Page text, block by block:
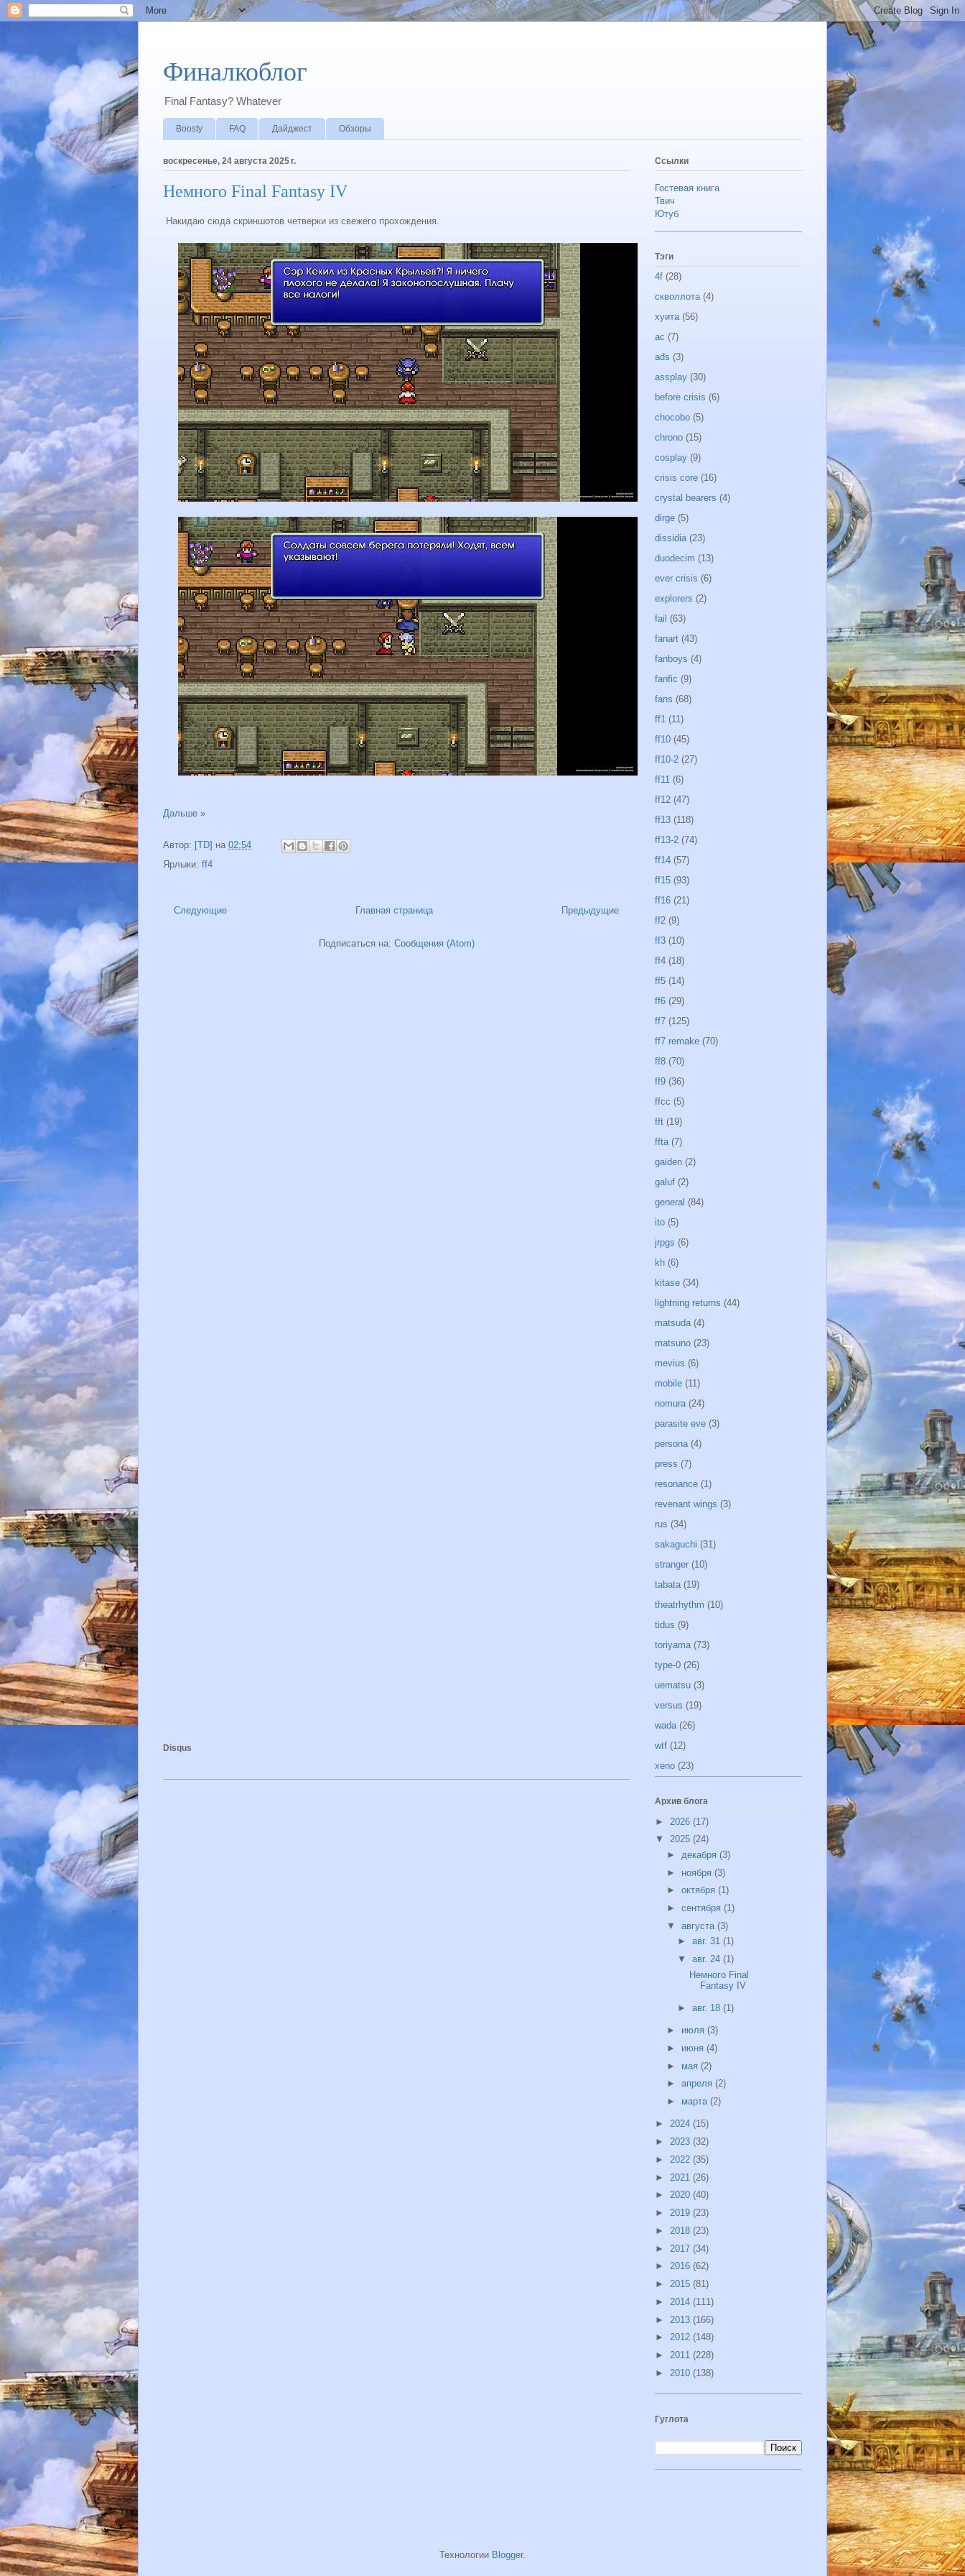
Финалкоблог
Final Fantasy? Whatever
Boosty FAQ Дайджест Обзоры
воскресенье, 24 августа 2025 г.
Немного Final Fantasy IV
Накидаю сюда скриншотов четверки из свежего прохождения.
Дальше »
Автор: [TD] на 02:54
Ярлыки: ff4
Следующие Предыдущие
Главная страница
Подписаться на: Сообщения (Atom)
Disqus
Ссылки
Гостевая книга
Твич
Ютуб
Тэги
4f (28)
скволлота (4)
хуита (56)
ac (7)
ads (3)
assplay (30)
before crisis (6)
chocobo (5)
chrono (15)
cosplay (9)
crisis core (16)
crystal bearers (4)
dirge (5)
dissidia (23)
duodecim (13)
ever crisis (6)
explorers (2)
fail (63)
fanart (43)
fanboys (4)
fanfic (9)
fans (68)
ff1 (11)
ff10 (45)
ff10-2 (27)
ff11 (6)
ff12 (47)
ff13 (118)
ff13-2 (74)
ff14 (57)
ff15 (93)
ff16 (21)
ff2 (9)
ff3 (10)
ff4 (18)
ff5 (14)
ff6 (29)
ff7 (125)
ff7 remake (70)
ff8 (70)
ff9 (36)
ffcc (5)
fft (19)
ffta (7)
gaiden (2)
galuf (2)
general (84)
ito (5)
jrpgs (6)
kh (6)
kitase (34)
lightning returns (44)
matsuda (4)
matsuno (23)
mevius (6)
mobile (11)
nomura (24)
parasite eve (3)
persona (4)
press (7)
resonance (1)
revenant wings (3)
rus (34)
sakaguchi (31)
stranger (10)
tabata (19)
theatrhythm (10)
tidus (9)
toriyama (73)
type-0 (26)
uematsu (3)
versus (19)
wada (26)
wtf (12)
xeno (23)
Архив блога
► 2026 (17)
▼ 2025 (24)
► декабря (3)
► ноября (3)
► октября (1)
► сентября (1)
▼ августа (3)
►авг. 31(1)
▼авг. 24(1)
Немного Final
Fantasy IV
►авг. 18(1)
► июля (3)
► июня (4)
► мая (2)
► апреля (2)
► марта (2)
► 2024 (15)
► 2023 (32)
► 2022 (35)
► 2021 (26)
► 2020 (40)
► 2019 (23)
► 2018 (23)
► 2017 (34)
► 2016 (62)
► 2015 (81)
► 2014 (111)
► 2013 (166)
► 2012 (148)
► 2011 (228)
► 2010 (138)
Гуглота
Технологии Blogger.